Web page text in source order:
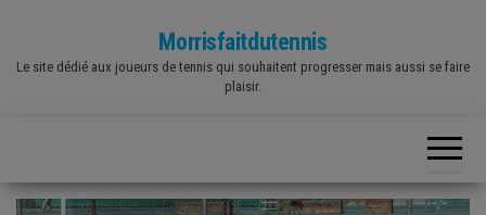
the
Morrisfaitdutennis
Le site dédié aux joueurs de tennis qui souhaitent progresser mais aussi se faire
plaisir.